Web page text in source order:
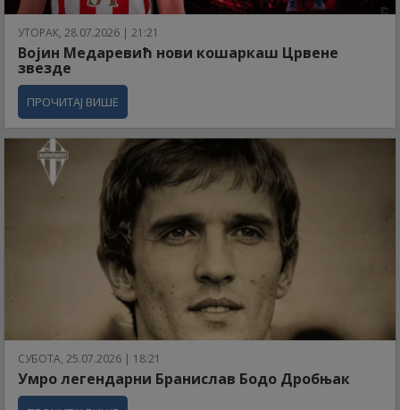
УТОРАК, 28.07.2026 | 21:21
Војин Медаревић нови кошаркаш Црвене
звезде
ПРОЧИТАЈ ВИШЕ
СУБОТА, 25.07.2026 | 18:21
Умро легендарни Бранислав Бодо Дробњак